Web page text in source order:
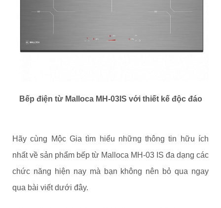
Bếp điện từ Malloca MH-03IS với thiết kế độc đáo
Hãy cùng Mộc Gia tìm hiểu những thông tin hữu ích
nhất về sản phẩm bếp từ Malloca MH-03 IS đa dạng các
chức năng hiện nay mà bạn không nên bỏ qua ngay
qua bài viết dưới đây.